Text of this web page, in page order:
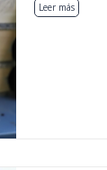
Leer más